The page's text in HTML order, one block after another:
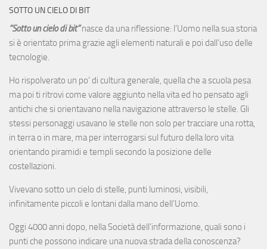
SOTTO UN CIELO DI BIT
“Sotto un cielo di bit”nasce da una riflessione: l’Uomo nella sua storia
si è orientato prima grazie agli elementi naturali e poi dall’uso delle
tecnologie.
Ho rispolverato un po’ di cultura generale, quella che a scuola pesa
ma poi ti ritrovi come valore aggiunto nella vita ed ho pensato agli
antichi che si orientavano nella navigazione attraverso le stelle. Gli
stessi personaggi usavano le stelle non solo per tracciare una rotta,
in terra o in mare, ma per interrogarsi sul futuro della loro vita
orientando piramidi e templi secondo la posizione delle
costellazioni.
Vivevano sotto un cielo di stelle, punti luminosi, visibili,
infinitamente piccoli e lontani dalla mano dell’Uomo.
Oggi 4000 anni dopo, nella Società dell’informazione, quali sono i
punti che possono indicare una nuova strada della conoscenza?